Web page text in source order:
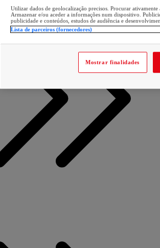
Utilizar dados de geolocalização precisos. Procurar
Armazenar e/ou aceder a informações num dispositivo.
publicidade e conteúdos, estudos de audiência e
Lista de parceiros (fornecedores)
Mostrar finalidades